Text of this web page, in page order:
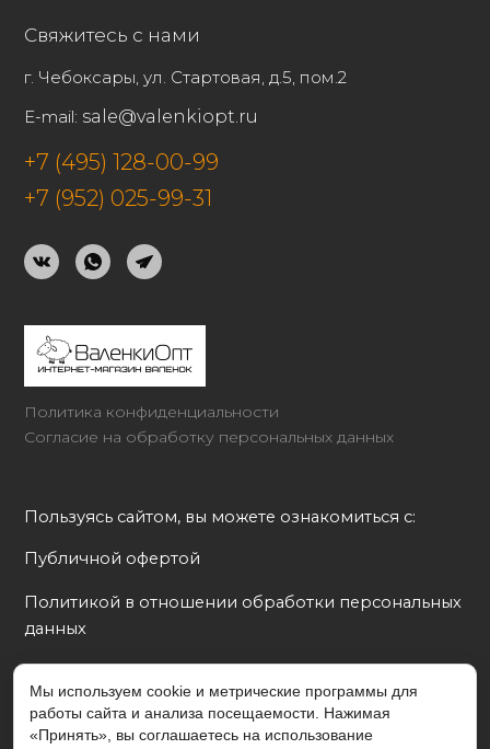
Мы используем cookie и метрические программы для
работы сайта и анализа посещаемости. Нажимая
«Принять», вы соглашаетесь на использование
Политика конфиденциальности
Согласие на обработку персональных данных
Пользуясь сайтом, вы можете ознакомиться с:
Публичной офертой
Политикой в отношении обработки персональных
данных
Политикой cookie
Свяжитесь с нами
г. Чебоксары, ул. Стартовая, д.5, пом.2
E-mail: sale@valenkiopt.ru
+7 (495) 128-00-99
+7 (952) 025-99-31